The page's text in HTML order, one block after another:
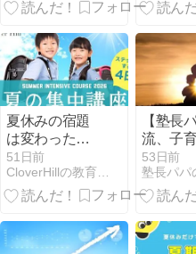
夏休みの宿題
は変わった。
親も子も悩む
時代に、学習
習慣をどう守
教育複合施設
CloverHill夏の
51日前
CloverHillの教育プログラムとサービス：学童保育
【塾長
流、子
践記】
～子ど
親が育
53日前